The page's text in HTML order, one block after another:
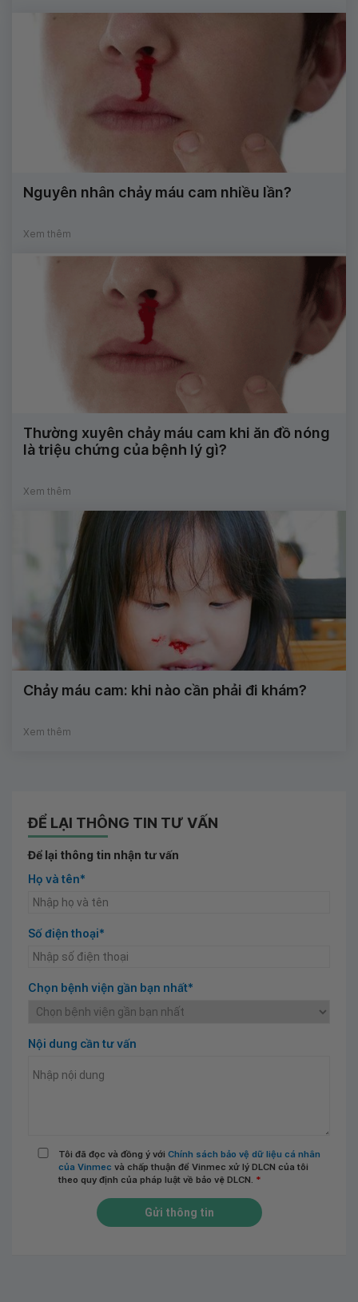
Nguyên nhân chảy máu cam nhiều lần?
Xem thêm
Thường xuyên chảy máu cam khi ăn đồ nóng
là triệu chứng của bệnh lý gì?
Xem thêm
Chảy máu cam: khi nào cần phải đi khám?
Xem thêm
ĐỂ LẠI THÔNG TIN TƯ VẤN
Để lại thông tin nhận tư vấn
Họ và tên*
Số điện thoại*
Chọn bệnh viện gần bạn nhất*
Nội dung cần tư vấn
Tôi đã đọc và đồng ý với Chính sách bảo vệ dữ liệu cá nhân
của Vinmec và chấp thuận để Vinmec xử lý DLCN của tôi
theo quy định của pháp luật về bảo vệ DLCN. *
Gửi thông tin